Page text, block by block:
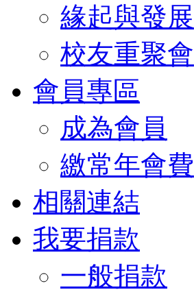
緣起與發展
校友重聚會
會員專區
成為會員
繳常年會費
相關連結
我要捐款
一般捐款